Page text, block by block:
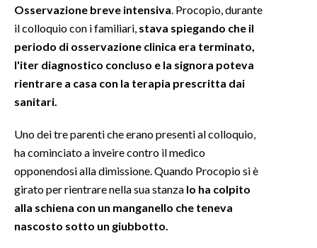
SARDI NEL MONDO
EVENTI
#CARAUNIONE
INSULARITÀ
INFO AZIENDE
Osservazione breve intensiva . Procopio, durante
il colloquio con i familiari, stava spiegando che il
periodo di osservazione clinica era terminato,
l'iter diagnostico concluso e la signora poteva
rientrare a casa con la terapia prescritta dai
sanitari.
Uno dei tre parenti che erano presenti al colloquio,
ha cominciato a inveire contro il medico
opponendosi alla dimissione. Quando Procopio si è
girato per rientrare nella sua stanza lo ha colpito
alla schiena con un manganello che teneva
nascosto sotto un giubbotto.